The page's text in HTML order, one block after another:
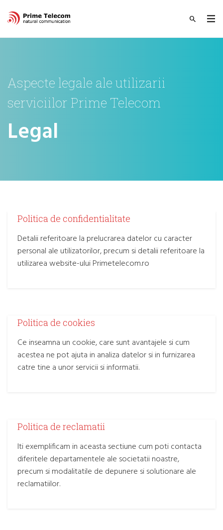
Aspecte legale ale utilizarii
serviciilor Prime Telecom
Legal
Politica de confidentialitate
Detalii referitoare la prelucrarea datelor cu caracter
personal ale utilizatorilor, precum si detalii referitoare la
utilizarea website-ului Primetelecom.ro
Politica de cookies
Ce inseamna un cookie, care sunt avantajele si cum
acestea ne pot ajuta in analiza datelor si in furnizarea
catre tine a unor servicii si informatii.
Politica de reclamatii
Iti exemplificam in aceasta sectiune cum poti contacta
diferitele departamentele ale societatii noastre,
precum si modalitatile de depunere si solutionare ale
reclamatiilor.